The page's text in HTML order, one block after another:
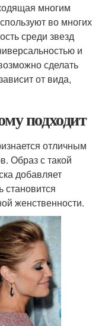
многим
во многих
среди звезд
и
сделать
от вида,
подходит
отличным
Образ с такой
добавляет
становится
женственности.